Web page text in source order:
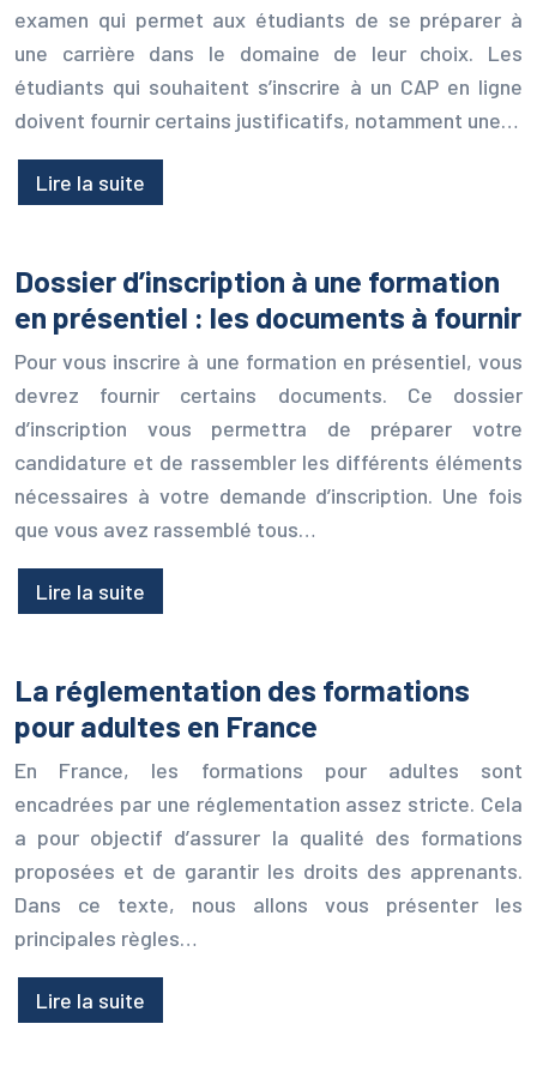
examen qui permet aux étudiants de se préparer à
une carrière dans le domaine de leur choix. Les
étudiants qui souhaitent s’inscrire à un CAP en ligne
doivent fournir certains justificatifs, notamment une…
Lire la suite
Dossier d’inscription à une formation
en présentiel : les documents à fournir
Pour vous inscrire à une formation en présentiel, vous
devrez fournir certains documents. Ce dossier
d’inscription vous permettra de préparer votre
candidature et de rassembler les différents éléments
nécessaires à votre demande d’inscription. Une fois
que vous avez rassemblé tous…
Lire la suite
La réglementation des formations
pour adultes en France
En France, les formations pour adultes sont
encadrées par une réglementation assez stricte. Cela
a pour objectif d’assurer la qualité des formations
proposées et de garantir les droits des apprenants.
Dans ce texte, nous allons vous présenter les
principales règles…
Lire la suite